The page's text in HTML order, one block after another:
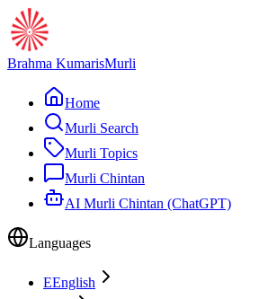
Brahma KumarisMurli
Home
Murli Search
Murli Topics
Murli Chintan
AI Murli Chintan (ChatGPT)
Languages
EEnglish